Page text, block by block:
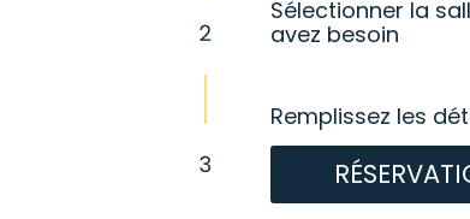
Sélectionner la
avez besoin
Remplissez les